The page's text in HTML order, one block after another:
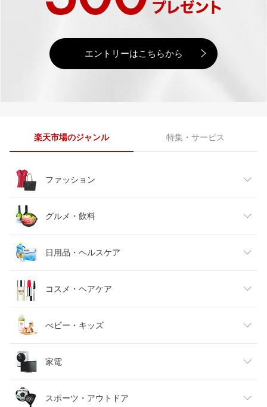
エントリーはこちらから
楽天市場のジャンル 特集・サービス
ファッション
レディースファッション
メンズファッション
キッズファッション
ベビーファッション
インナー・下着・ナイトウェア
バッグ・小物・ブランド雑貨
グルメ・飲料
食品
スイーツ・お菓子
水・ソフトドリンク
ビール・洋酒
ワイン
日用品・ヘルスケア
日用品雑貨・文房具・手芸
ダイエット・健康
医薬品・コンタクト・介護
コスメ・ヘアケア
美容・コスメ・香水
べビー・キッズ
キッズ・ベビー・マタニティ
おもちゃ
家電
家電
スポーツ・アウトドア